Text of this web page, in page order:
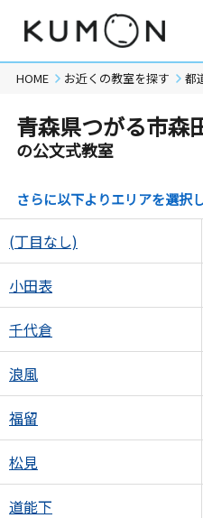
HOME お近くの教室を探す 都
青森県つがる市森
の公文式教室
さらに以下よりエリアを選択
(丁目なし)
小田表
千代倉
浪風
福留
松見
道能下